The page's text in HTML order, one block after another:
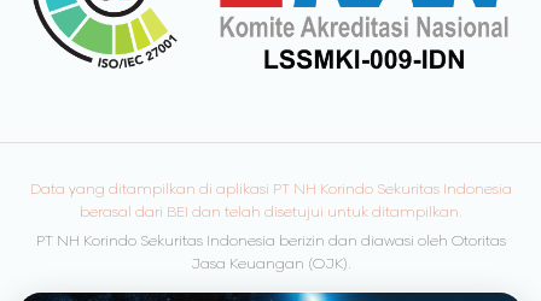
Data yang ditampilkan di aplikasi PT NH Korindo Sekuritas Indonesia
berasal dari BEI dan telah disetujui untuk ditampilkan.
PT NH Korindo Sekuritas Indonesia berizin dan diawasi oleh Otoritas
Jasa Keuangan (OJK).